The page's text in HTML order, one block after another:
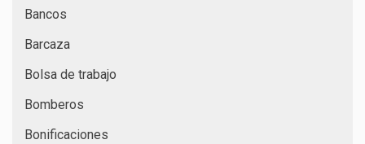
Bancos
Barcaza
Bolsa de trabajo
Bomberos
Bonificaciones